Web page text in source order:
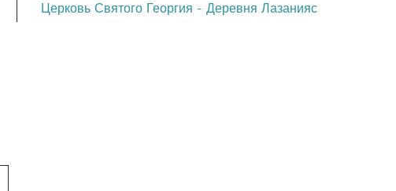
Церковь Святого Георгия - Деревня Лазанияс